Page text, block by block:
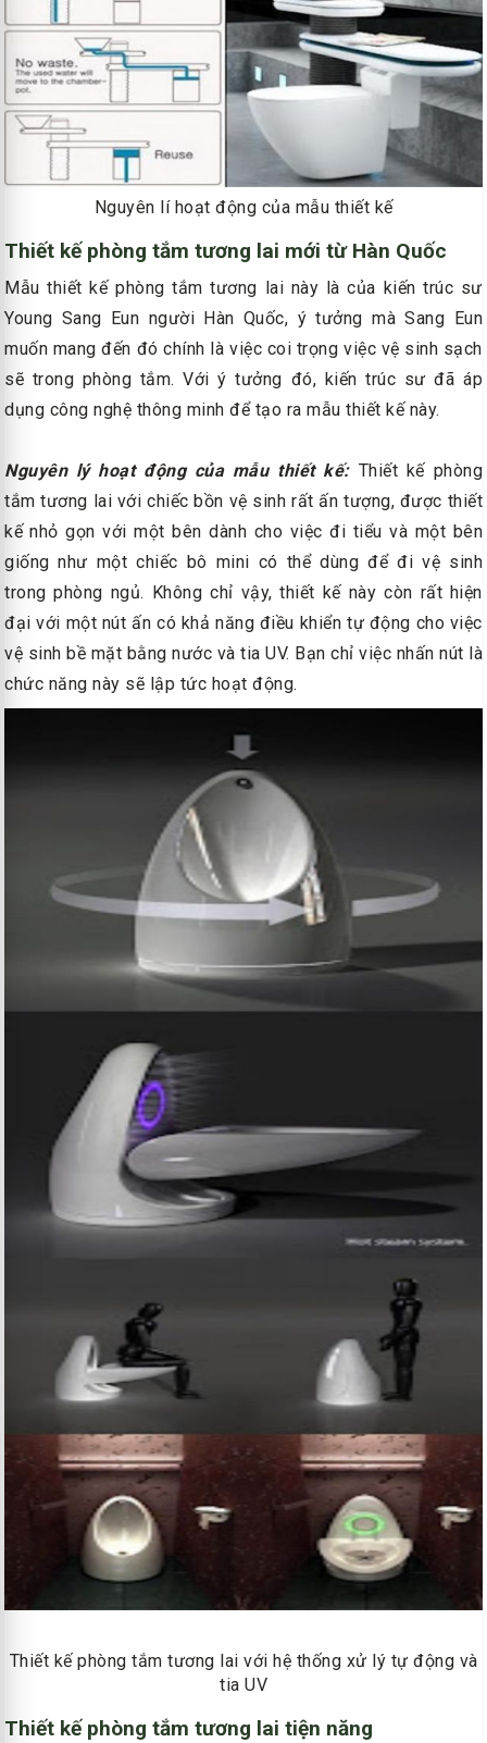
Nguyên lí hoạt động của mẫu thiết kế
Thiết kế phòng tắm tương lai mới từ Hàn Quốc
Mẫu thiết kế phòng tắm tương lai này là của kiến trúc sư
Young Sang Eun người Hàn Quốc, ý tưởng mà Sang Eun
muốn mang đến đó chính là việc coi trọng việc vệ sinh sạch
sẽ trong phòng tắm. Với ý tưởng đó, kiến trúc sư đã áp
dụng công nghệ thông minh để tạo ra mẫu thiết kế này.
Nguyên lý hoạt động của mẫu thiết kế: Thiết kế phòng
tắm tương lai với chiếc bồn vệ sinh rất ấn tượng, được thiết
kế nhỏ gọn với một bên dành cho việc đi tiểu và một bên
giống như một chiếc bô mini có thể dùng để đi vệ sinh
trong phòng ngủ. Không chỉ vậy, thiết kế này còn rất hiện
đại với một nút ấn có khả năng điều khiển tự động cho việc
vệ sinh bề mặt bằng nước và tia UV. Bạn chỉ việc nhấn nút là
chức năng này sẽ lập tức hoạt động.
Thiết kế phòng tắm tương lai với hệ thống xử lý tự động và
tia UV
Thiết kế phòng tắm tương lai tiện năng